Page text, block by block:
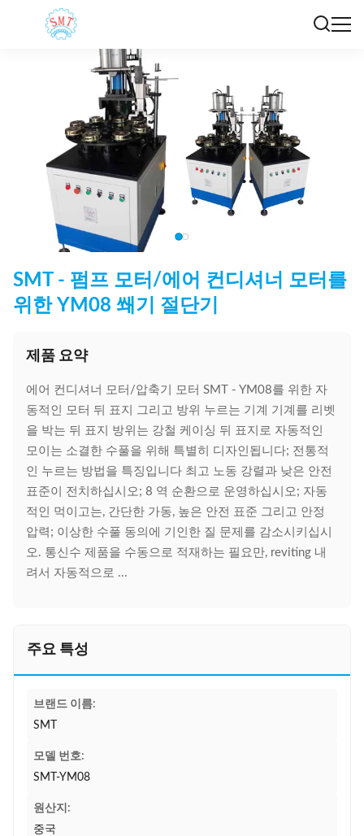
SMT - 펌프 모터/에어 컨디셔너 모터를
위한 YM08 쐐기 절단기
제품 요약
에어 컨디셔너 모터/압축기 모터 SMT - YM08를 위한 자
동적인 모터 뒤 표지 그리고 방위 누르는 기계 기계를 리벳
을 박는 뒤 표지 방위는 강철 케이싱 뒤 표지로 자동적인
모이는 소결한 수풀을 위해 특별히 디자인됩니다; 전통적
인 누르는 방법을 특징입니다 최고 노동 강렬과 낮은 안전
표준이 전치하십시오; 8 역 순환으로 운영하십시오; 자동
적인 먹이고는, 간단한 가동, 높은 안전 표준 그리고 안정
압력; 이상한 수풀 동의에 기인한 질 문제를 감소시키십시
오. 통신수 제품을 수동으로 적재하는 필요만, reviting 내
려서 자동적으로 ...
주요 특성
브랜드 이름:
SMT
모델 번호:
SMT-YM08
원산지:
중국